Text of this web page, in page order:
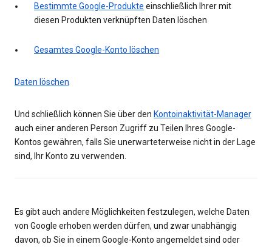
Bestimmte Google-Produkte einschließlich Ihrer mit
diesen Produkten verknüpften Daten löschen
Gesamtes Google-Konto löschen
Daten löschen
Und schließlich können Sie über den Kontoinaktivität-Manager
auch einer anderen Person Zugriff zu Teilen Ihres Google-
Kontos gewähren, falls Sie unerwarteterweise nicht in der Lage
sind, Ihr Konto zu verwenden.
Es gibt auch andere Möglichkeiten festzulegen, welche Daten
von Google erhoben werden dürfen, und zwar unabhängig
davon, ob Sie in einem Google-Konto angemeldet sind oder